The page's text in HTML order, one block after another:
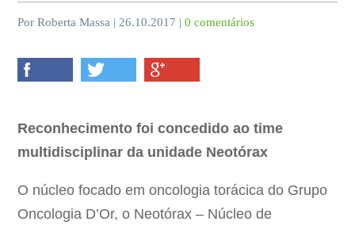
Por Roberta Massa | 26.10.2017 |0 comentários
Reconhecimento foi concedido ao time
multidisciplinar da unidade Neotórax
O núcleo focado em oncologia torácica do Grupo
Oncologia D’Or, o Neotórax – Núcleo de